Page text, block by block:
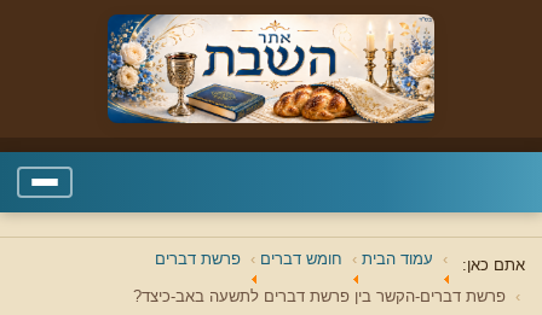
אתם כאן: עמוד הבית חומש דברים פרשת דברים
פרשת דברים-הקשר בין פרשת דברים לתשעה באב-כיצד?